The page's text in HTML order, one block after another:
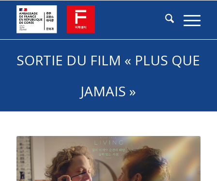
SORTIE DU FILM « PLUS QUE
JAMAIS »